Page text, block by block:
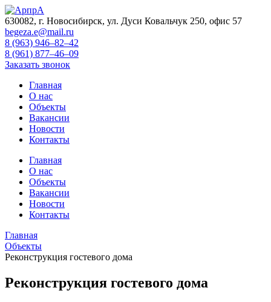
630082, г. Новосибирск, ул. Дуси Ковальчук 250, офис 57
begeza.e@mail.ru
8 (963) 946–82–42
8 (961) 877–46–09
Заказать звонок
Главная
О нас
Объекты
Вакансии
Новости
Контакты
Главная
О нас
Объекты
Вакансии
Новости
Контакты
Главная
Объекты
Реконструкция гостевого дома
Реконструкция гостевого дома